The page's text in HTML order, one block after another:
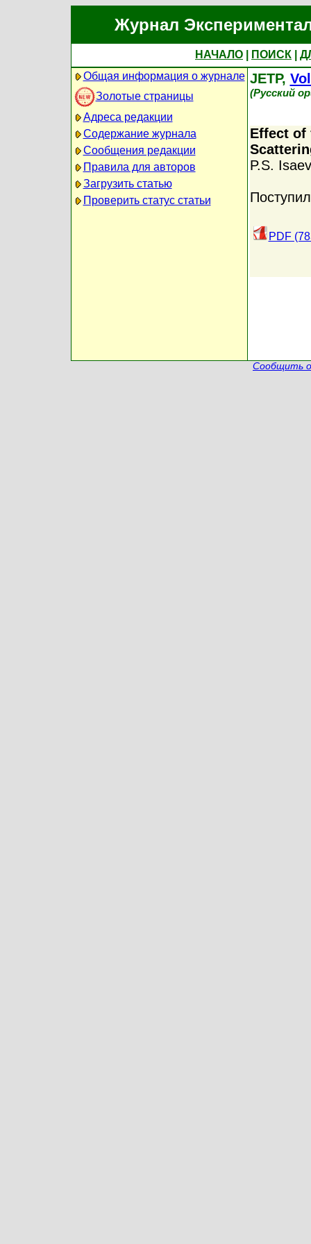
Журнал
НАЧАЛО ПОИСК
Общая информация о журнале
Золотые страницы
Адреса редакции
Содержание журнала
Сообщения редакции
Правила для авторов
Загрузить статью
Проверить статус статьи
JETP,
(Русский
Effect of
P.S. Isaev
PDF
Сообщить о